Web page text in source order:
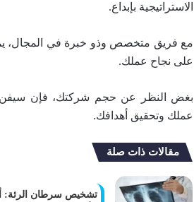
الاستراتيجية بإبداع.
مع فريق متخصص وذو خبرة في المجال،
على نجاح عملك.
عملك وتحقيق أهدافك.
مقالات ذات صلة
تشخيص سرطان الرئة: